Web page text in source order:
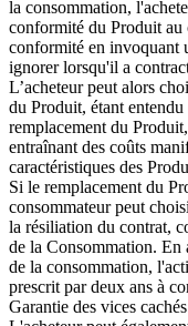
la consommation,
conformité du Produit au
conformité en invoquant
ignorer lorsqu'il a
L’acheteur peut alors
du Produit, étant
remplacement du
entraînant des coûts
caractéristiques des
Si le remplacement du
consommateur peut
la résiliation du contrat,
de la Consommation.
de la consommation,
prescrit par deux ans à
Garantie des vices cachés